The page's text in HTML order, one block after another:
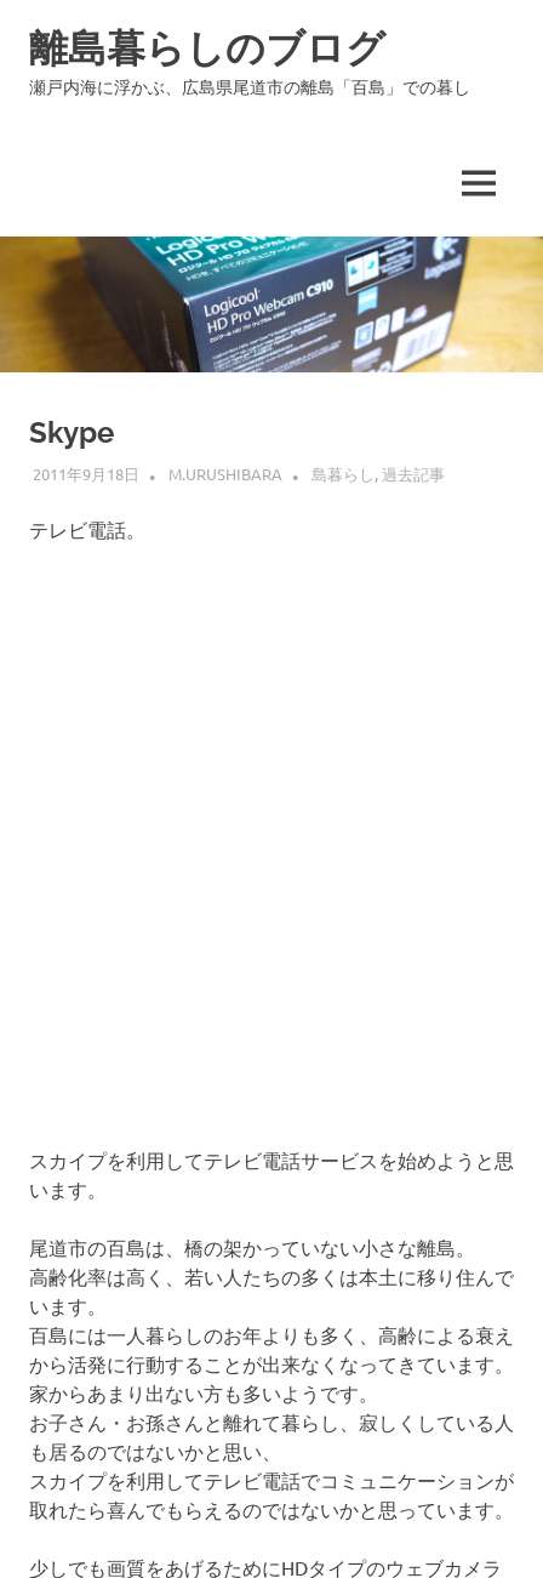
離島暮らしのブログ
瀬戸内海に浮かぶ、広島県尾道市の離島「百島」での暮し
MENU
Skype
2011年9月18日 M.URUSHIBARA 島暮らし,過去記事
テレビ電話。
スカイプを利用してテレビ電話サービスを始めようと思
います。
尾道市の百島は、橋の架かっていない小さな離島。
高齢化率は高く、若い人たちの多くは本土に移り住んで
います。
百島には一人暮らしのお年よりも多く、高齢による衰え
から活発に行動することが出来なくなってきています。
家からあまり出ない方も多いようです。
お子さん・お孫さんと離れて暮らし、寂しくしている人
も居るのではないかと思い、
スカイプを利用してテレビ電話でコミュニケーションが
取れたら喜んでもらえるのではないかと思っています。
少しでも画質をあげるためにHDタイプのウェブカメラ